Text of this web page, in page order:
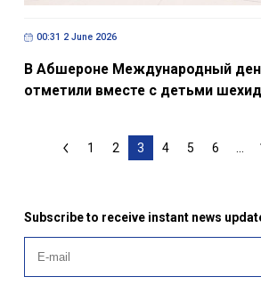
00:31 2 June 2026
В Абшероне Международный
отметили вместе с детьми
1 2 3 4 5 6 ...
Subscribe to receive instant news